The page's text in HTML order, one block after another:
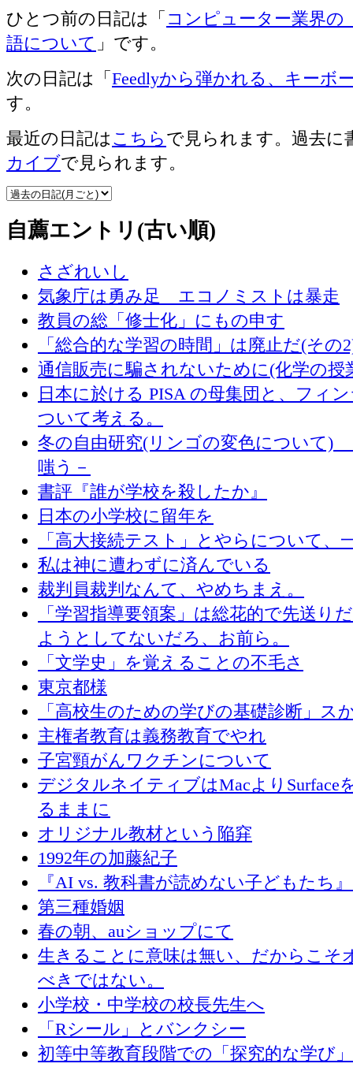
ひとつ前の日記は「 コンピューター業界の
語について 」です。
次の日記は「 Feedlyから弾かれる、キーボ
す。
最近の日記は こちら で見られます。過去に
カイブで見られます。
自薦エントリ(古い順)
さざれいし
気象庁は勇み足 エコノミストは暴走
教員の総「修士化」にもの申す
「総合的な学習の時間」は廃止だ(その
通信販売に騙されないために(化学の授
日本に於ける PISA の母集団と、フィ
ついて考える。
冬の自由研究(リンゴの変色について)
嗤う－
書評『誰が学校を殺したか』
日本の小学校に留年を
「高大接続テスト」とやらについて、
私は神に遭わずに済んでいる
裁判員裁判なんて、やめちまえ。
「学習指導要領案」は総花的で先送り
ようとしてないだろ、お前ら。
「文学史」を覚えることの不毛さ
東京都様
「高校生のための学びの基礎診断」ス
主権者教育は義務教育でやれ
子宮頸がんワクチンについて
デジタルネイティブはMacよりSurface
るままに
オリジナル教材という陥穽
1992年の加藤紀子
『AI vs. 教科書が読めない子どもたち
第三種婚姻
春の朝、auショップにて
生きることに意味は無い、だからこそ
べきではない。
小学校・中学校の校長先生へ
「Rシール」とバンクシー
初等中等教育段階での「探究的な学び